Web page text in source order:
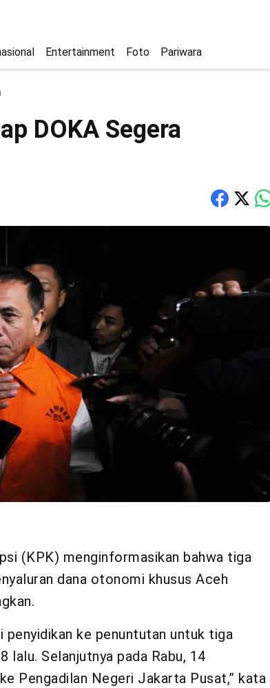
Entertainment Foto Pariwara
DOKA Segera
(KPK) menginformasikan bahwa tiga
dana otonomi khusus Aceh
penyidikan ke penuntutan untuk tiga
lalu. Selanjutnya pada Rabu, 14
Pengadilan Negeri Jakarta Pusat,” kata